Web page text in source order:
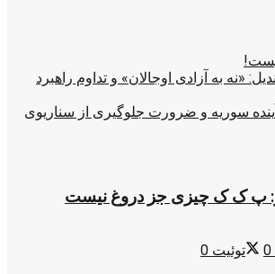
«نه به آزادی اوجالان» و تداوم راهبرد
سوریه و ضرورت جلوگیری از سناریوی
پ ک ک چیزی جز دروغ نیست
0 توئیت 0